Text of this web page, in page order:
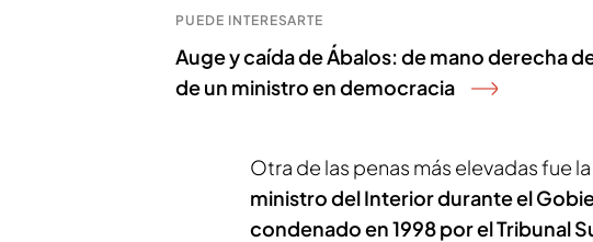
PUEDE INTERESARTE
Auge y caída de Ábalos: de mano derecha
de un ministro en democracia
Otra de las penas más elevadas fue
ministro del Interior durante el
condenado en 1998 por el Tribunal